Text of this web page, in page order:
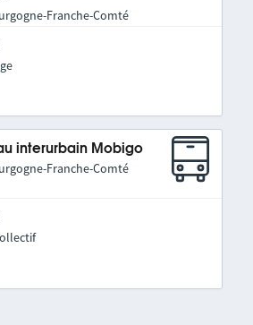
Franche-Comté
interurbain Mobigo
Franche-Comté